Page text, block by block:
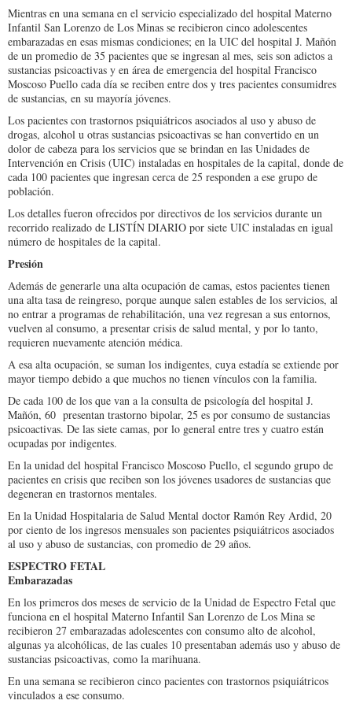
Mientras en una semana en el servicio especializado del hospital Materno
Infantil San Lorenzo de Los Minas se recibieron cinco adolescentes
embarazadas en esas mismas condiciones; en la UIC del hospital J. Mañón
de un promedio de 35 pacientes que se ingresan al mes, seis son adictos a
sustancias psicoactivas y en área de emergencia del hospital Francisco
Moscoso Puello cada día se reciben entre dos y tres pacientes consumidres
de sustancias, en su mayoría jóvenes.
Los pacientes con trastornos psiquiátricos asociados al uso y abuso de
drogas, alcohol u otras sustancias psicoactivas se han convertido en un
dolor de cabeza para los servicios que se brindan en las Unidades de
Intervención en Crisis (UIC) instaladas en hospitales de la capital, donde de
cada 100 pacientes que ingresan cerca de 25 responden a ese grupo de
población.
Los detalles fueron ofrecidos por directivos de los servicios durante un
recorrido realizado de LISTÍN DIARIO por siete UIC instaladas en igual
número de hospitales de la capital.
Presión
Además de generarle una alta ocupación de camas, estos pacientes tienen
una alta tasa de reingreso, porque aunque salen estables de los servicios, al
no entrar a programas de rehabilitación, una vez regresan a sus entornos,
vuelven al consumo, a presentar crisis de salud mental, y por lo tanto,
requieren nuevamente atención médica.
A esa alta ocupación, se suman los indigentes, cuya estadía se extiende por
mayor tiempo debido a que muchos no tienen vínculos con la familia.
De cada 100 de los que van a la consulta de psicología del hospital J.
Mañón, 60 presentan trastorno bipolar, 25 es por consumo de sustancias
psicoactivas. De las siete camas, por lo general entre tres y cuatro están
ocupadas por indigentes.
En la unidad del hospital Francisco Moscoso Puello, el segundo grupo de
pacientes en crisis que reciben son los jóvenes usadores de sustancias que
degeneran en trastornos mentales.
En la Unidad Hospitalaria de Salud Mental doctor Ramón Rey Ardid, 20
por ciento de los ingresos mensuales son pacientes psiquiátricos asociados
al uso y abuso de sustancias, con promedio de 29 años.
ESPECTRO FETAL
Embarazadas
En los primeros dos meses de servicio de la Unidad de Espectro Fetal que
funciona en el hospital Materno Infantil San Lorenzo de Los Mina se
recibieron 27 embarazadas adolescentes con consumo alto de alcohol,
algunas ya alcohólicas, de las cuales 10 presentaban además uso y abuso de
sustancias psicoactivas, como la marihuana.
En una semana se recibieron cinco pacientes con trastornos psiquiátricos
vinculados a ese consumo.